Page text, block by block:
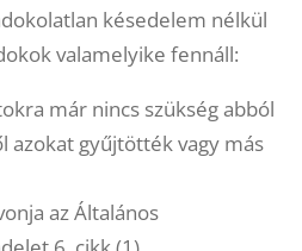
késedelem nélkül
valamelyike fennáll:
már nincs szükség abból
azokat gyűjtötték vagy más
az Általános